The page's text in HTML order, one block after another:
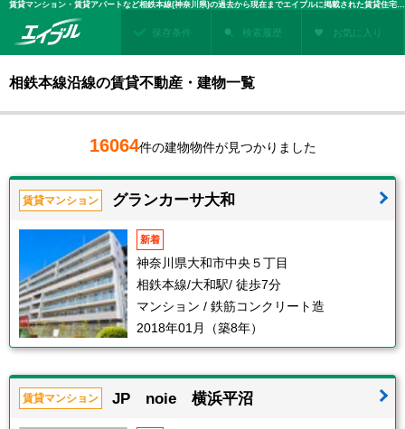
賃貸マンション・賃貸アパートなど相鉄本線(神奈川県)の過去から現在までエイブルに掲載された賃貸住宅情報・建物情報を検索！不動産賃貸を探すなら、お部屋探しのエイブル
保存条件 検索履歴 お気に入り
相鉄本線沿線の賃貸不動産・建物一覧
16064件の建物物件が見つかりました
賃貸マンション グランカーサ大和
新着
神奈川県大和市中央５丁目
相鉄本線/大和駅/ 徒歩7分
マンション / 鉄筋コンクリート造
2018年01月（築8年）
賃貸マンション JP noie 横浜平沼